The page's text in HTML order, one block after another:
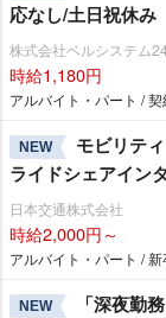
応なし/土日祝休み
株式会社ベルシステム24
時給1,180円
アルバイト・パート /
NEW
モビリテ
ライドシェアイン
日本交通株式会社
時給2,000円～
アルバイト・パート /
NEW
「深夜勤